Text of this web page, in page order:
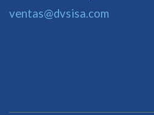
ventas@dvsisa.com